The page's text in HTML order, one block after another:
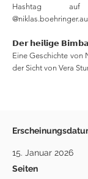
Hashtag
𝗗𝗲𝗿 𝗵𝗲𝗶𝗹𝗶𝗴𝗲
Eine Geschichte von
der Sicht von Vera
15. Januar 2026
Seiten